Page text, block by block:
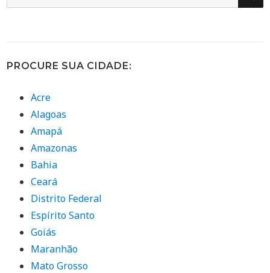
por:
PROCURE SUA CIDADE:
Acre
Alagoas
Amapá
Amazonas
Bahia
Ceará
Distrito Federal
Espírito Santo
Goiás
Maranhão
Mato Grosso